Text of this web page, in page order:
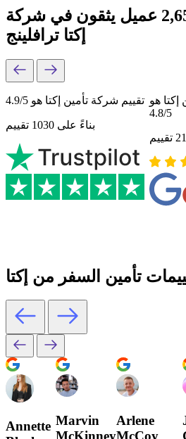
أكثر من 2,654,000 عميل يثقون في شركة
إكتا ترافلينج
تقييم شركة تأمين إكتا هو 4.9/5
بناءً على 1030 تقييم
إكتا هو
4.8/5
تأمين السفر من إكتا
Annette Marvin
McKinney
Arlene
McCoy